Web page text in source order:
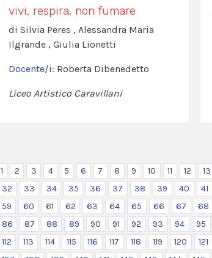
vivi, respira, non fumare
di Silvia Peres , Alessandra Maria
Ilgrande , Giulia Lionetti
Docente/i: Roberta Dibenedetto
Liceo Artistico Caravillani
1 2 3 4 5 6 7 8 9 10 11 12 13
32
33 34 35 36 37 38 39 40 41
59
60 61 62 63 64 65 66 67 68
86
87 88 89 90 91 92 93 94 95
112
113 114 115 116 117 118 119 120 121